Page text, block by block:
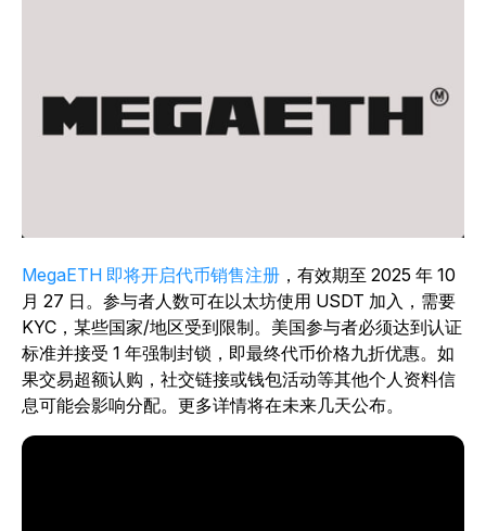
MegaETH 即将开启代币销售注册 ，有效期至 2025 年 10
月 27 日。参与者人数可在以太坊使用 USDT 加入，需要
KYC，某些国家/地区受到限制。美国参与者必须达到认证
标准并接受 1 年强制封锁，即最终代币价格九折优惠。如
果交易超额认购，社交链接或钱包活动等其他个人资料信
息可能会影响分配。更多详情将在未来几天公布。